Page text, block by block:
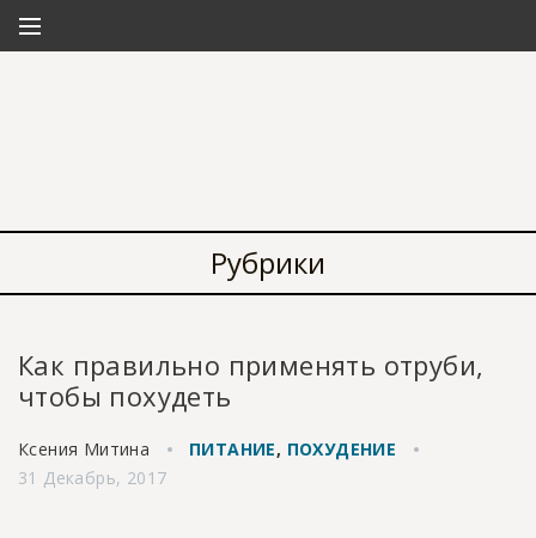
Рубрики
Как правильно применять отруби,
чтобы похудеть
Ксения Митина ПИТАНИЕ, ПОХУДЕНИЕ
31 Декабрь, 2017